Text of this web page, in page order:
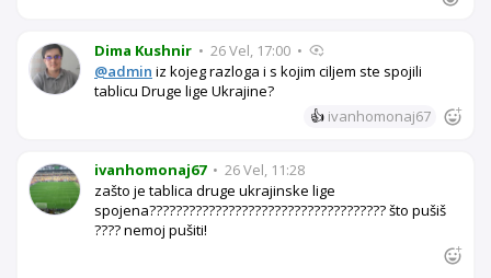
Dima Kushnir • 26 Vel, 17:00 •
@admin iz kojeg razloga i s kojim ciljem ste spojili
tablicu Druge lige Ukrajine?
👍 ivanhomonaj67
ivanhomonaj67 • 26 Vel, 11:28
zašto je tablica druge ukrajinske lige
spojena???????????????????????????????????? što pušiš
???? nemoj pušiti!